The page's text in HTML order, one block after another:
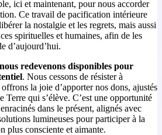
ici et maintenant, pour nous accorder
Ce travail de pacification intérieure
la nostalgie et les regrets, mais aussi
spirituelles et humaines, afin de les
d’aujourd’hui.
nous redevenons disponibles pour
. Nous cessons de résister à
la joie d’apporter nos dons, ajustés
Terre qui s’élève. C’est une opportunité
dans le présent, alignés avec
lumineuses pour participer à la
plus consciente et aimante.